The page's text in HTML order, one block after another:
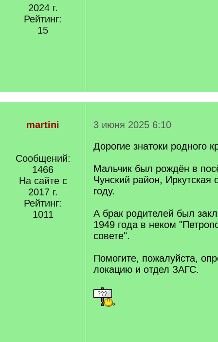
2024 г.
Рейтинг:
15
martini
Сообщений:
1466
На сайте с
2017 г.
Рейтинг:
1011
3 июня 2025 6:10
Дорогие знатоки родного
Мальчик был рождён в
Чунский район, Иркутская
году.
А брак родителей был
1949 года в неком
совете".
Помогите, пожалуйста,
локацию и отдел ЗАГС.